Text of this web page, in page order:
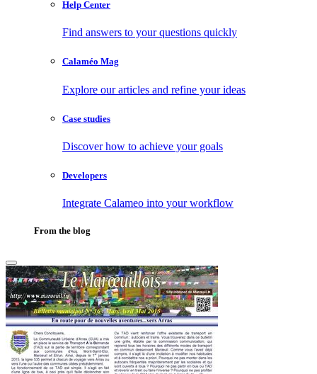
Help Center
Find answers to your questions quickly
Calaméo Mag
Explore our articles and refine your ideas
Case studies
Discover how to achieve your goals
Developers
Integrate Calameo into your workflow
From the blog